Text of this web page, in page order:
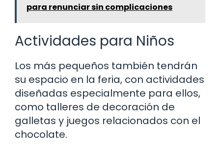
para renunciar sin complicaciones
Actividades para Niños
Los más pequeños también tendrán
su espacio en la feria, con actividades
diseñadas especialmente para ellos,
como talleres de decoración de
galletas y juegos relacionados con el
chocolate.